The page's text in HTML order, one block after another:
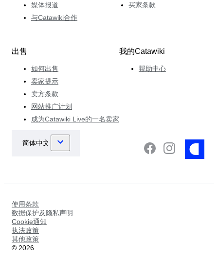
媒体报道
与Catawiki合作
买家条款
出售
如何出售
卖家提示
卖方条款
网站推广计划
成为Catawiki Live的一名卖家
我的Catawiki
帮助中心
使用条款
数据保护及隐私声明
Cookie通知
执法政策
其他政策
© 2026